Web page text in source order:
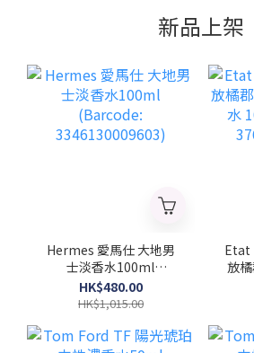
新品上架
Hermes 愛馬仕 大地男
士淡香水100ml
(Barcode:
3346130009603)
HK$480.00
HK$1,015.00
Etat
放
香